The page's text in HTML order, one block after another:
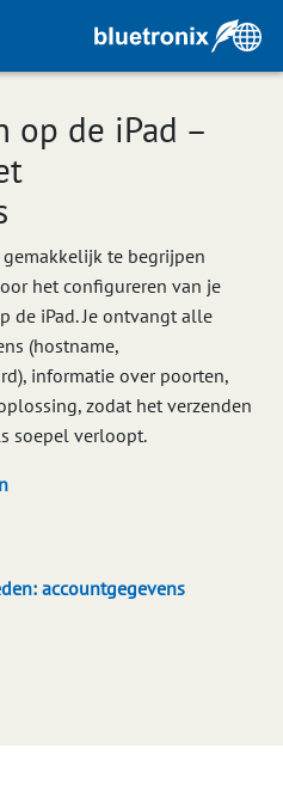
op de iPad –
te begrijpen
het configureren van je
de iPad. Je ontvangt alle
(hostname,
informatie over poorten,
zodat het verzenden
soepel verloopt.
accountgegevens